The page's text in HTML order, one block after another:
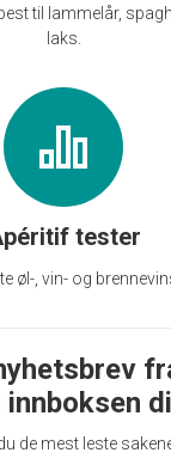
til lammelår,
laks.
tester
øl-, vin- og
de mest leste